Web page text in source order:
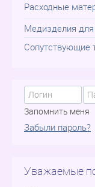
Расходные
Медизделия
Сопутствующие
Запомнить меня
Забыли пароль?
Уважаемые